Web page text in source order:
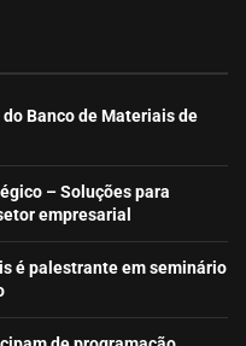
Banco de Materiais de
– Soluções para
empresarial
é palestrante em seminário